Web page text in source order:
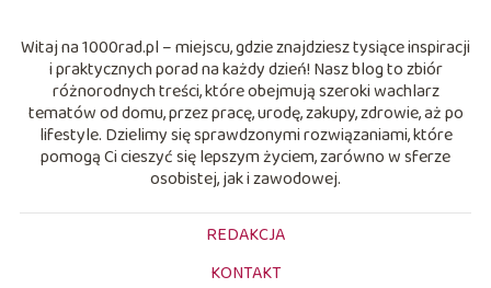
Witaj na 1000rad.pl – miejscu, gdzie znajdziesz tysiące inspiracji
i praktycznych porad na każdy dzień! Nasz blog to zbiór
różnorodnych treści, które obejmują szeroki wachlarz
tematów od domu, przez pracę, urodę, zakupy, zdrowie, aż po
lifestyle. Dzielimy się sprawdzonymi rozwiązaniami, które
pomogą Ci cieszyć się lepszym życiem, zarówno w sferze
osobistej, jak i zawodowej.
REDAKCJA
KONTAKT